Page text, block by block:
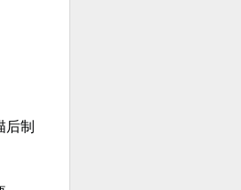
后制